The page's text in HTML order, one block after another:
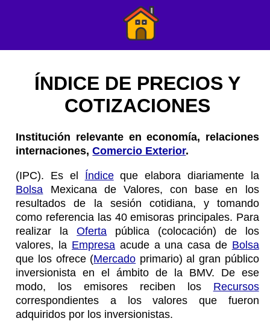
ÍNDICE DE PRECIOS Y
COTIZACIONES
Institución relevante en economía, relaciones
internaciones,Comercio Exterior.
(IPC). Es el Índiceque elabora diariamente la
Bolsa Mexicana de Valores, con base en los
resultados de la sesión cotidiana, y tomando
como referencia las 40 emisoras principales. Para
realizar laOferta pública (colocación) de los
valores, la Empresaacude a una casa de Bolsa
que los ofrece (Mercado primario) al gran público
inversionista en el ámbito de la BMV. De ese
modo, los emisores reciben los Recursos
correspondientes a los valores que fueron
adquiridos por los inversionistas.